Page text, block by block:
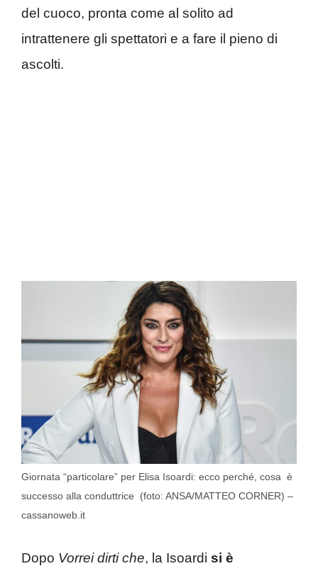
del cuoco, pronta come al solito ad
intrattenere gli spettatori e a fare il pieno di
ascolti.
Giornata “particolare” per Elisa Isoardi: ecco perché, cosa è
successo alla conduttrice (foto: ANSA/MATTEO CORNER) –
cassanoweb.it
Dopo Vorrei dirti che, la Isoardi si è